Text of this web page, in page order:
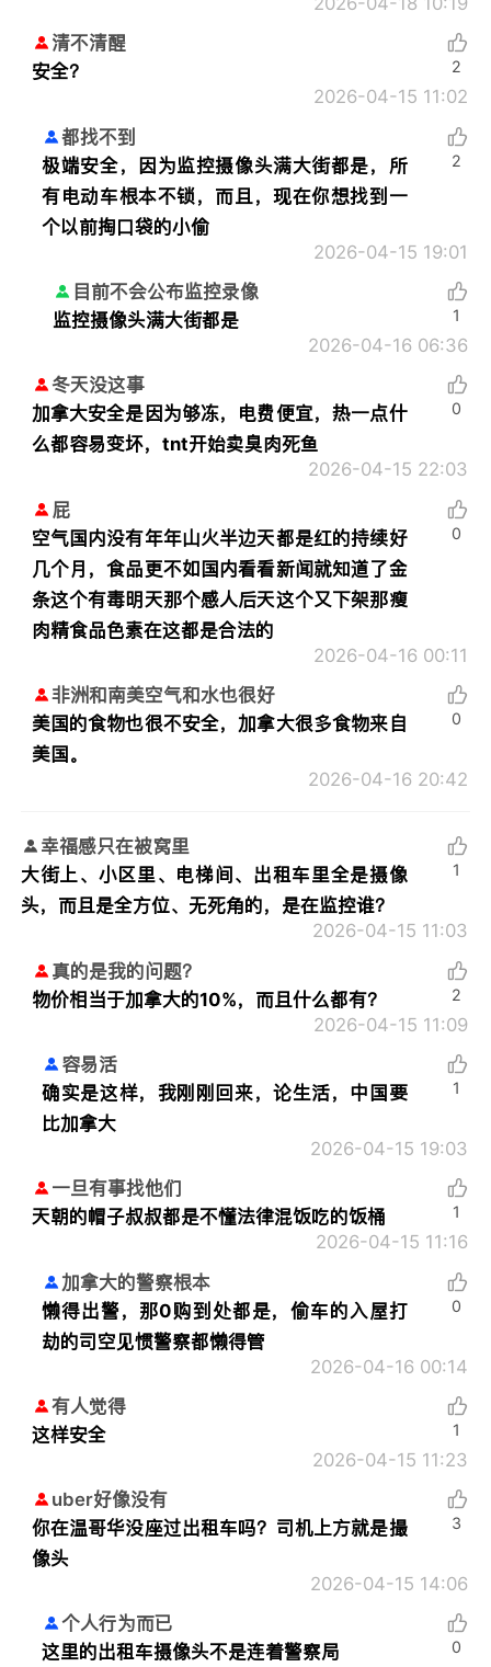
清不清醒
安全？
2026-04-15 11:02
2
都找不到
极端安全，因为监控摄像头满大街都是，所
有电动车根本不锁，而且，现在你想找到一
个以前掏口袋的小偷
2026-04-15 19:01
2
目前不会公布监控录像
监控摄像头满大街都是
2026-04-16 06:36
1
冬天没这事
加拿大安全是因为够冻，电费便宜，热一点什
么都容易变坏，tnt开始卖臭肉死鱼
2026-04-15 22:03
0
屁
空气国内没有年年山火半边天都是红的持续好
几个月，食品更不如国内看看新闻就知道了金
条这个有毒明天那个感人后天这个又下架那瘦
肉精食品色素在这都是合法的
2026-04-16 00:11
0
非洲和南美空气和水也很好
美国的食物也很不安全，加拿大很多食物来自
美国。
2026-04-16 20:42
0
幸福感只在被窝里
大街上、小区里、电梯间、出租车里全是摄像
头，而且是全方位、无死角的，是在监控谁？
2026-04-15 11:03
1
真的是我的问题？
物价相当于加拿大的10%，而且什么都有？
2026-04-15 11:09
2
容易活
确实是这样，我刚刚回来，论生活，中国要
比加拿大
2026-04-15 19:03
1
一旦有事找他们
天朝的帽子叔叔都是不懂法律混饭吃的饭桶
2026-04-15 11:16
1
加拿大的警察根本
懒得出警，那0购到处都是，偷车的入屋打
劫的司空见惯警察都懒得管
2026-04-16 00:14
0
有人觉得
这样安全
2026-04-15 11:23
1
uber好像没有
你在温哥华没座过出租车吗？司机上方就是撮
像头
2026-04-15 14:06
3
个人行为而已
这里的出租车摄像头不是连着警察局
0